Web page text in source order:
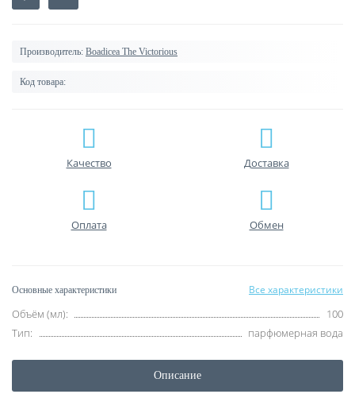
Производитель: Boadicea The Victorious
Код товара:
Качество Доставка
Оплата Обмен
Основные характеристики Все характеристики
Объём (мл):
100
Тип:
парфюмерная вода
Описание